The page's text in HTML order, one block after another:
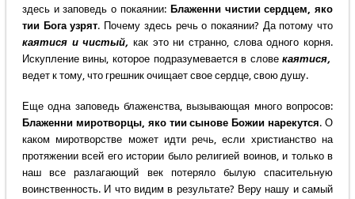
здесь и заповедь о покаянии: Блаженни чистии сердцем, яко
тии Бога узрят. Почему здесь речь о покаянии? Да потому что
каятися и чистый, как это ни странно, слова одного корня.
Искупление вины, которое подразумевается в словекаятися,
ведет к тому, что грешник очищает свое сердце, свою душу.
Еще одна заповедь блаженства, вызывающая много вопросов:
Блаженни миротворцы, яко тии сынове Божии нарекутся. О
каком миротворстве может идти речь, если христианство на
протяжении всей его истории было религией воинов, и только в
наш все разлагающий век потеряло былую спасительную
воинственность. И что видим в результате? Веру нашу и самый